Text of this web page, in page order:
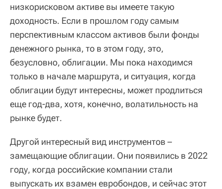
низкорисковом активе вы имеете такую
доходность. Если в прошлом году самым
перспективным классом активов были фонды
денежного рынка, то в этом году, это,
безусловно, облигации. Мы пока находимся
только в начале маршрута, и ситуация, когда
облигации будут интересны, может продлиться
еще год-два, хотя, конечно, волатильность на
рынке будет.
Другой интересный вид инструментов –
замещающие облигации. Они появились в 2022
году, когда российские компании стали
выпускать их взамен евробондов, и сейчас этот